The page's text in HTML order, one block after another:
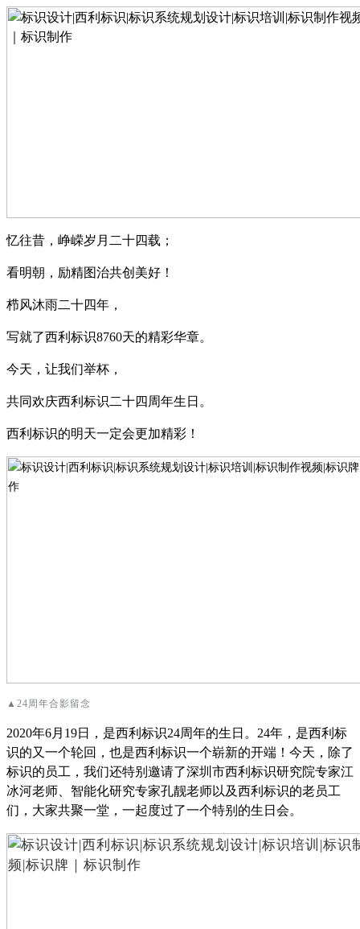
忆往昔，峥嵘岁月二十四载；
看明朝，励精图治共创美好！
栉风沐雨二十四年，
写就了西利标识8760天的精彩华章。
今天，让我们举杯，
共同欢庆西利标识二十四周年生日。
西利标识的明天一定会更加精彩！
▲24周年合影留念
2020年6月 19日，是西利标识24周年的生日。 24年，是西利标
识的又一个轮回，也是西利标识一个崭新的开端！今天，除了
标识的员工，我们还特别邀请了深圳市西利标识研究院专家江
冰河老师、智能化研究专家孔靓老师以及西利标识的老员工
们，大家共聚一堂，一起度过了一个特别的生日会。